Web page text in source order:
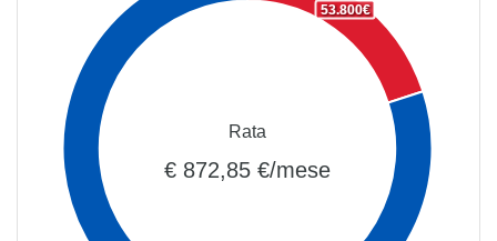
53.800€
Rata
€ 872,85 €/mese